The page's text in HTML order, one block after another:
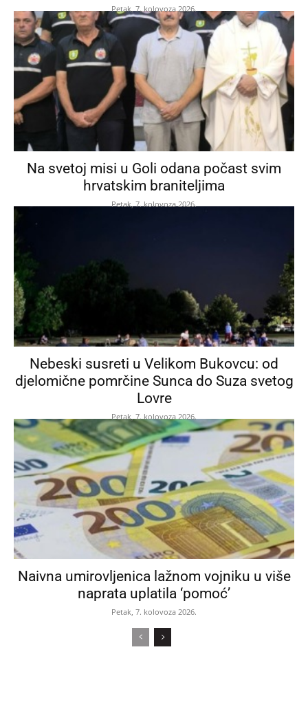
Petak, 7. kolovoza 2026.
Na svetoj misi u Goli odana počast svim
hrvatskim braniteljima
Petak, 7. kolovoza 2026.
Nebeski susreti u Velikom Bukovcu: od
djelomične pomrčine Sunca do Suza svetog
Lovre
Petak, 7. kolovoza 2026.
Naivna umirovljenica lažnom vojniku u više
naprata uplatila ‘pomoć’
Petak, 7. kolovoza 2026.